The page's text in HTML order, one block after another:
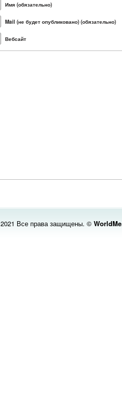
Имя (обязательно)
Mail (не будет опубликовано) (обязательно)
Вебсайт
2021 Все права защищены. ©